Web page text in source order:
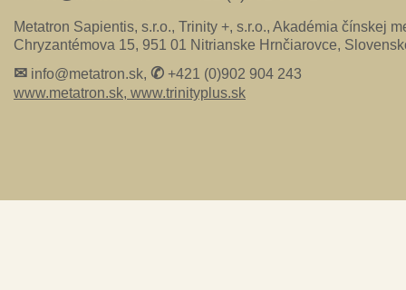
Metatron Sapientis, s.r.o., Trinity +, s.r.o., Akadémia čínskej
Chryzantémova 15, 951 01 Nitrianske Hrnčiarovce,
✉ info@metatron.sk, ✆ +421 (0)902 904 243
www.metatron.sk, www.trinityplus.sk